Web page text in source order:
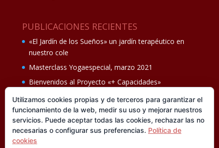
PUBLICACIONES RECIENTES
«El Jardín de los Sueños» un jardín terapéutico en
nuestro cole
Masterclass Yogaespecial, marzo 2021
Bienvenidos al Proyecto «+ Capacidades»
Fiesta de fin de curso Los oficios 14 de junio
Ganadores del II Programa educativo Cuídate +
Utilizamos cookies propias y de terceros para garantizar el
funcionamiento de la web, medir su uso y mejorar nuestros
servicios. Puede aceptar todas las cookies, rechazar las no
necesarias o configurar sus preferencias. Política de
cookies